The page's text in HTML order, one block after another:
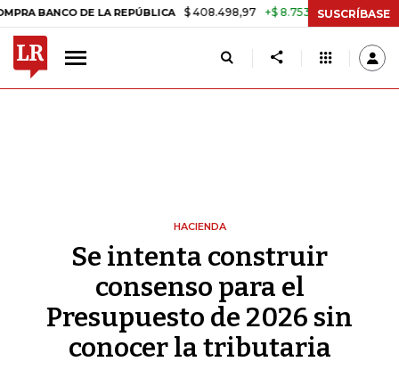
DE LA REPÚBLICA $ 408.498,97 +$ 8.753,81 +2,19% TASA DE
SUSCRÍBASE
HACIENDA
Se intenta construir
consenso para el
Presupuesto de 2026 sin
conocer la tributaria